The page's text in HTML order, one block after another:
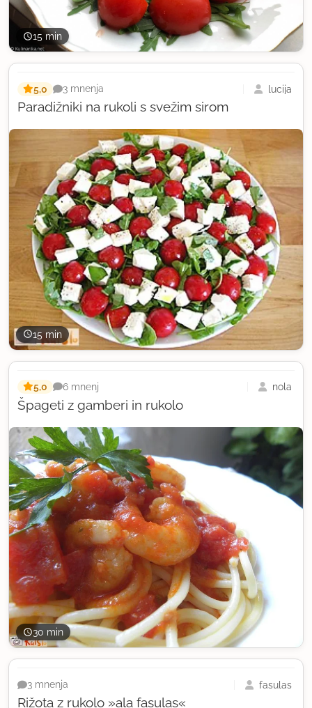
15 min
15 min
Paradižniki na rukoli s svežim sirom
5,0 3 mnenja lucija
30 min
Špageti z gamberi in rukolo
5,0 6 mnenj nola
Rižota z rukolo »ala fasulas«
3 mnenja fasulas